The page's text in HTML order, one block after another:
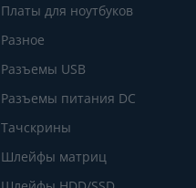
Платы для ноутбуков
Разное
Разъемы USB
Разъемы питания DC
Тачскрины
Шлейфы матриц